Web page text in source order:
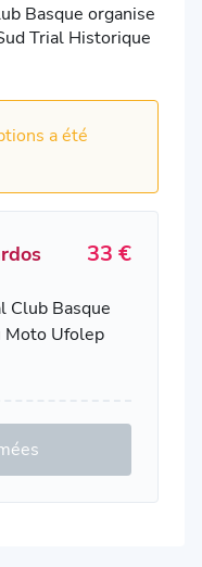
Basque organise
Trial Historique
a été
33 €
Club Basque
Moto Ufolep